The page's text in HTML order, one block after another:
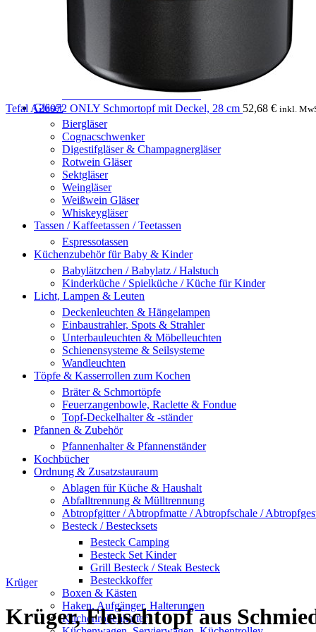
Spültücher, Geschirrtücher & Abtrockentücher
Stoffservietten
Tischdecken
Topflappen & Ofenhandschuhe
Tischläufer
Gewürzmühlen & Gewürzschneider
Gewürzstreuer / Salz- & Pfeffer-Streuer
Mörser für Gewürze & Kräuter
Gläser
Biergläser
Cognacschwenker
Digestifgläser & Champagnergläser
Rotwein Gläser
Sektgläser
Weingläser
Weißwein Gläser
Whiskeygläser
Tassen / Kaffeetassen / Teetassen
Espressotassen
Küchenzubehör für Baby & Kinder
Babylätzchen / Babylatz / Halstuch
Kinderküche / Spielküche / Küche für Kinder
Licht, Lampen & Leuten
Deckenleuchten & Hängelampen
Einbaustrahler, Spots & Strahler
Unterbauleuchten & Möbelleuchten
Schienensysteme & Seilsysteme
Wandleuchten
Töpfe & Kasserrollen zum Kochen
Bräter & Schmortöpfe
Feuerzangenbowle, Raclette & Fondue
Topf-Deckelhalter & -ständer
Pfannen & Zubehör
Pfannenhalter & Pfannenständer
Kochbücher
Ordnung & Zusatzstauraum
Ablagen für Küche & Haushalt
Abfalltrennung & Mülltrennung
Abtropfgitter / Abtropfmatte / Abtropfschale /
Besteck / Bestecksets
Besteck Camping
Besteck Set Kinder
Grill Besteck / Steak Besteck
Besteckkoffer
Boxen & Kästen
Haken, Aufgänger, Halterungen
Küchenrollenhalter
Tefal A26072 ONLY Schmortopf mit Deckel, 28 cm 52,68 € inkl.
Krüger
Krüger, Fleischtopf aus